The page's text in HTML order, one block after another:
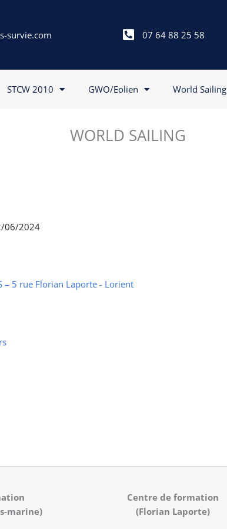
survie.com 07 64 88 25 58
STCW 2010 GWO/Eolien World Sailing
WORLD SAILING
06/2024
– 5 rue Florian Laporte - Lorient
marine)
Centre de formation
(Florian Laporte)